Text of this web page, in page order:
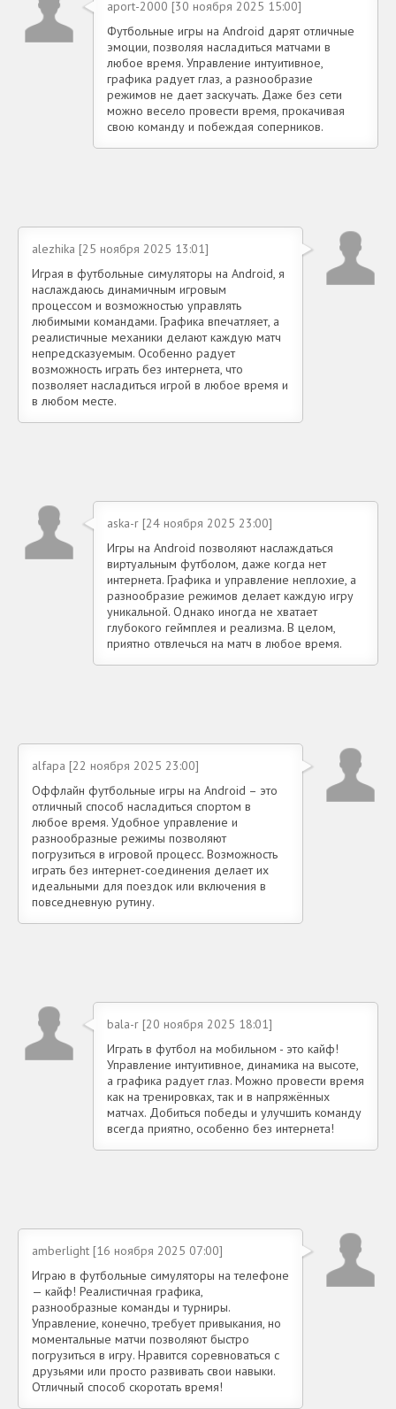
aport-2000 [30 ноября 2025 15:00]
Футбольные игры на Android дарят отличные
эмоции, позволяя насладиться матчами в
любое время. Управление интуитивное,
графика радует глаз, а разнообразие
режимов не дает заскучать. Даже без сети
можно весело провести время, прокачивая
свою команду и побеждая соперников.
alezhika [25 ноября 2025 13:01]
Играя в футбольные симуляторы на Android, я
наслаждаюсь динамичным игровым
процессом и возможностью управлять
любимыми командами. Графика впечатляет, а
реалистичные механики делают каждую матч
непредсказуемым. Особенно радует
возможность играть без интернета, что
позволяет насладиться игрой в любое время и
в любом месте.
aska-r [24 ноября 2025 23:00]
Игры на Android позволяют наслаждаться
виртуальным футболом, даже когда нет
интернета. Графика и управление неплохие, а
разнообразие режимов делает каждую игру
уникальной. Однако иногда не хватает
глубокого геймплея и реализма. В целом,
приятно отвлечься на матч в любое время.
alfapa [22 ноября 2025 23:00]
Оффлайн футбольные игры на Android – это
отличный способ насладиться спортом в
любое время. Удобное управление и
разнообразные режимы позволяют
погрузиться в игровой процесс. Возможность
играть без интернет-соединения делает их
идеальными для поездок или включения в
повседневную рутину.
bala-r [20 ноября 2025 18:01]
Играть в футбол на мобильном - это кайф!
Управление интуитивное, динамика на высоте,
а графика радует глаз. Можно провести время
как на тренировках, так и в напряжённых
матчах. Добиться победы и улучшить команду
всегда приятно, особенно без интернета!
amberlight [16 ноября 2025 07:00]
Играю в футбольные симуляторы на телефоне
— кайф! Реалистичная графика,
разнообразные команды и турниры.
Управление, конечно, требует привыкания, но
моментальные матчи позволяют быстро
погрузиться в игру. Нравится соревноваться с
друзьями или просто развивать свои навыки.
Отличный способ скоротать время!